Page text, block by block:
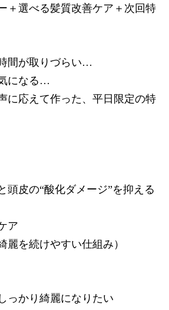
＋選べる髪質改善ケア＋次回特
間が取りづらい…
になる…
に応えて作った、平日限定の特
頭皮の“酸化ダメージ”を抑える
ア
麗を続けやすい仕組み）
っかり綺麗になりたい